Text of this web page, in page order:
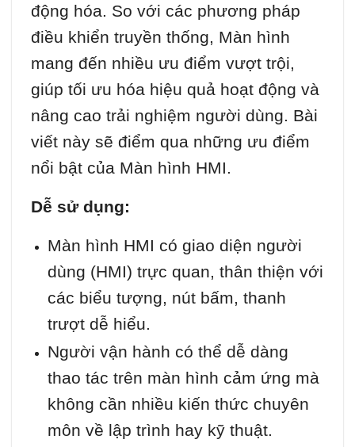
động hóa. So với các phương pháp
điều khiển truyền thống, Màn hình
mang đến nhiều ưu điểm vượt trội,
giúp tối ưu hóa hiệu quả hoạt động và
nâng cao trải nghiệm người dùng. Bài
viết này sẽ điểm qua những ưu điểm
nổi bật của Màn hình HMI.
Dễ sử dụng:
Màn hình HMI có giao diện người
dùng (HMI) trực quan, thân thiện với
các biểu tượng, nút bấm, thanh
trượt dễ hiểu.
Người vận hành có thể dễ dàng
thao tác trên màn hình cảm ứng mà
không cần nhiều kiến thức chuyên
môn về lập trình hay kỹ thuật.